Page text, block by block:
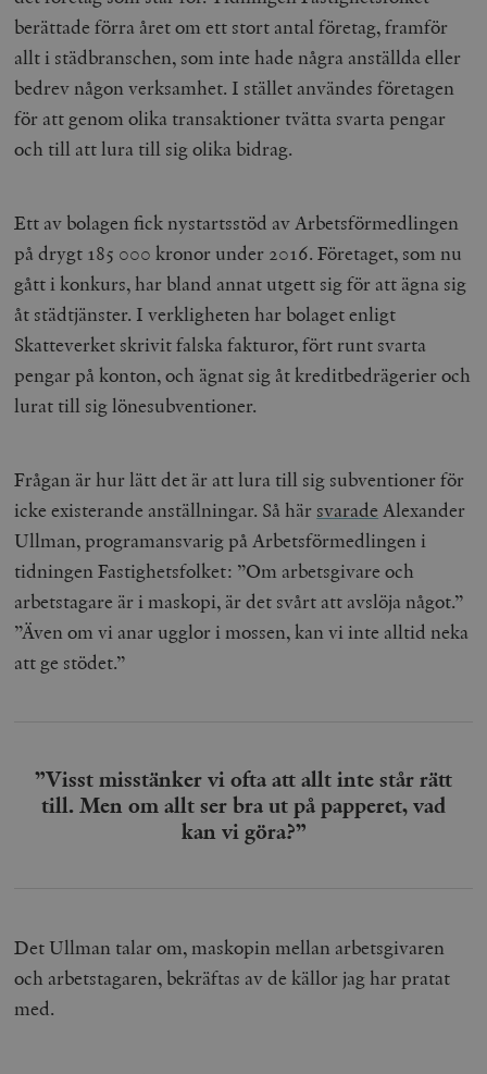
berättade förra året om ett stort antal företag, framför
allt i städbranschen, som inte hade några anställda eller
bedrev någon verksamhet. I stället användes företagen
för att genom olika transaktioner tvätta svarta pengar
och till att lura till sig olika bidrag.
Ett av bolagen fick nystartsstöd av Arbetsförmedlingen
på drygt 185 000 kronor under 2016. Företaget, som nu
gått i konkurs, har bland annat utgett sig för att ägna sig
åt städtjänster. I verkligheten har bolaget enligt
Skatteverket skrivit falska fakturor, fört runt svarta
pengar på konton, och ägnat sig åt kreditbedrägerier och
lurat till sig lönesubventioner.
Frågan är hur lätt det är att lura till sig subventioner för
icke existerande anställningar. Så här svarade Alexander
Ullman, programansvarig på Arbetsförmedlingen i
tidningen Fastighetsfolket: ”Om arbetsgivare och
arbetstagare är i maskopi, är det svårt att avslöja något.”
”Även om vi anar ugglor i mossen, kan vi inte alltid neka
att ge stödet.”
”Visst misstänker vi ofta att allt inte står rätt
till. Men om allt ser bra ut på papperet, vad
kan vi göra?”
Det Ullman talar om, maskopin mellan arbetsgivaren
och arbetstagaren, bekräftas av de källor jag har pratat
med.